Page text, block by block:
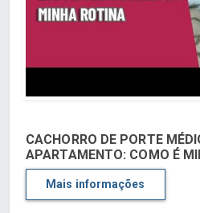
CACHORRO DE PORTE
APARTAMENTO: COMO É
Mais informações